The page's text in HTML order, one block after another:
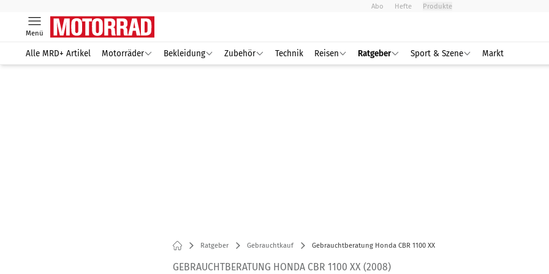
Abo Hefte Produkte
Menü
Alle MRD+ Artikel Motorräder Bekleidung Zubehör Technik Reisen Ratgeber Sport & Szene Markt
Ratgeber Gebrauchtkauf Gebrauchtberatung Honda CBR 1100 XX
GEBRAUCHTBERATUNG HONDA CBR 1100 XX (2008)